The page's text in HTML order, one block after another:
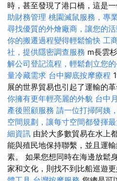
時，甚至發現了港口橋，這是
助財務管理 桃園滅鼠服務，專
尋找優質的外燴廠商，讓您的
你的搬遷過程變得輕鬆愉快 工
社，提供隱密調查服務 m長雲
解公司登記流程，輕鬆創立您
量冷藏需求 台中腳底按摩療程
展的世界貿易也引起了運輸的革
你擁有更年輕亮麗的外貌 台中
產後照顧服務 請一位打掃阿姨
空間規劃，讓每寸空間都發揮
細資訊 由於大多數貿易在水上
能與殖民地保持聯繫，並且運
素。 如果您想同時在海邊放鬆
家和文化，則找不到比船巡遊更